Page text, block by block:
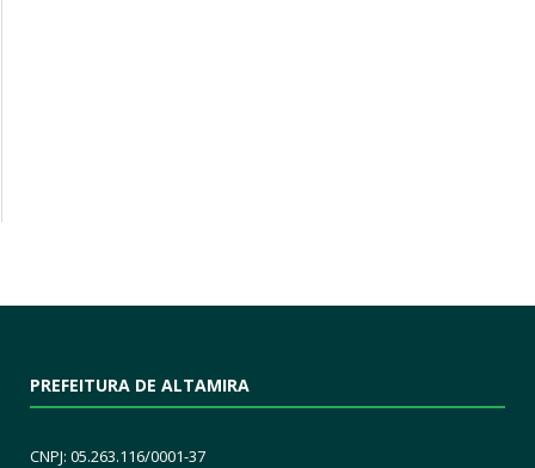
PREFEITURA DE ALTAMIRA
CNPJ: 05.263.116/0001-37